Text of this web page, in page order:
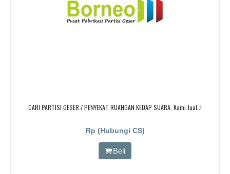
CARI PARTISI GESER / PENYEKAT RUANGAN KEDAP SUARA. Kami Jual..!
Rp (Hubungi CS)
Beli